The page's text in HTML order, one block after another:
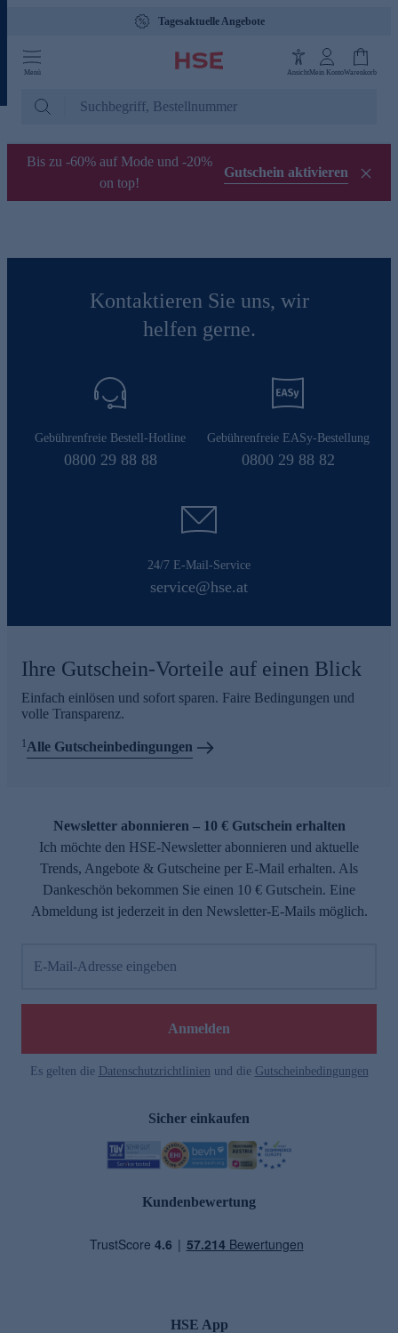
Tagesaktuelle Angebote
Menü AnsichtMein KontoWarenkorb
Bis zu -60% auf Mode und -20%
on top!
Gutschein aktivieren
Kontaktieren Sie uns, wir
helfen gerne.
Gebührenfreie Bestell-Hotline
0800 29 88 88
Gebührenfreie EASy-Bestellung
0800 29 88 82
24/7 E-Mail-Service
service@hse.at
Ihre Gutschein-Vorteile auf einen Blick
Einfach einlösen und sofort sparen. Faire Bedingungen und
volle Transparenz.
1Alle Gutscheinbedingungen
Newsletter abonnieren – 10 € Gutschein erhalten
Ich möchte den HSE-Newsletter abonnieren und aktuelle
Trends, Angebote & Gutscheine per E-Mail erhalten. Als
Dankeschön bekommen Sie einen 10 € Gutschein. Eine
Abmeldung ist jederzeit in den Newsletter-E-Mails möglich.
E-Mail-Adresse eingeben
Anmelden
Es gelten die Datenschutzrichtlinien und die Gutscheinbedingungen
Sicher einkaufen
Kundenbewertung
HSE App